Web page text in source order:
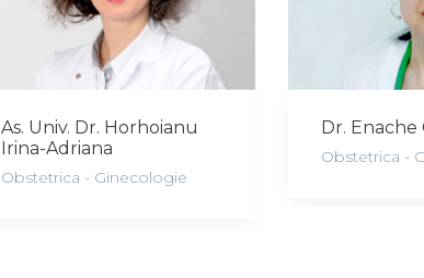
As. Univ. Dr. Horhoianu
Irina-Adriana
Obstetrica - Ginecologie
Dr. Enache
Obstetrica -